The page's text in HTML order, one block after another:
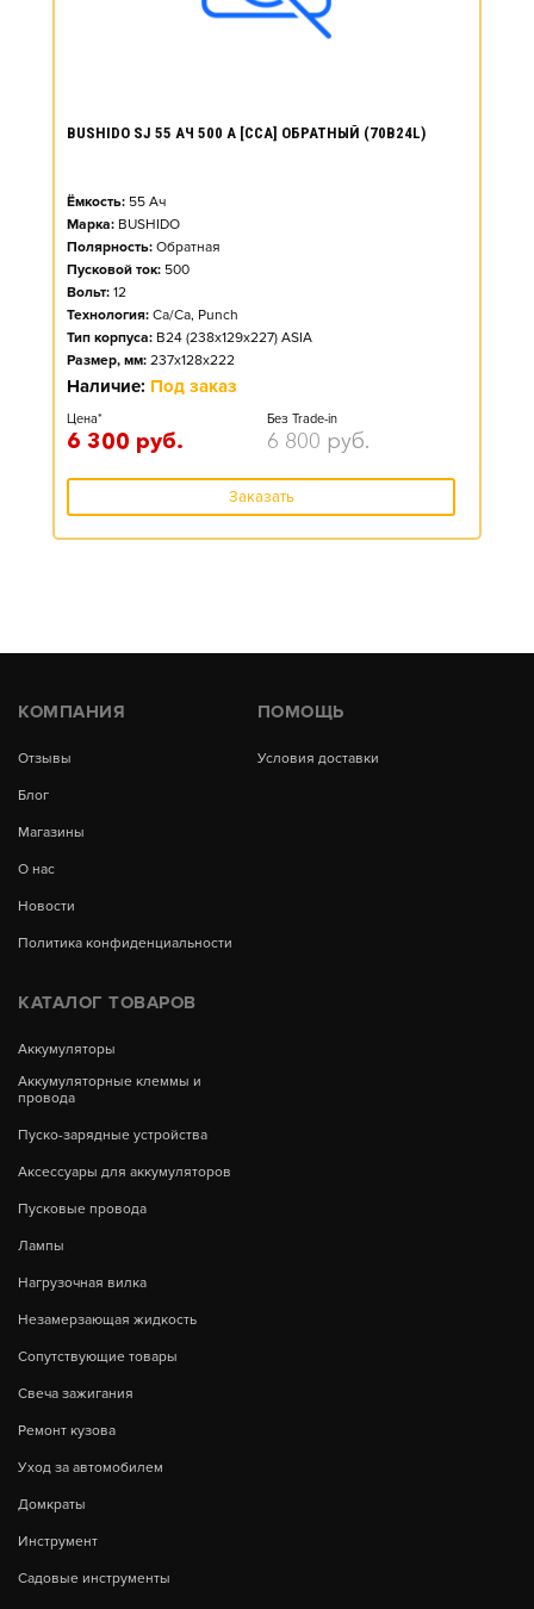
BUSHIDO SJ 55 АЧ 500 А [CCA] ОБРАТНЫЙ (70B24L)
Ёмкость: 55 Ач
Марка: BUSHIDO
Полярность: Обратная
Пусковой ток: 500
Вольт: 12
Технология: Ca/Ca, Punch
Тип корпуса: B24 (238x129x227) ASIA
Размер, мм: 237x128x222
Наличие: Под заказ
Цена*
6 300 руб.
Без Trade-in
6 800 руб.
Заказать
КОМПАНИЯ
Отзывы
Блог
Магазины
О нас
Новости
Политика конфиденциальности
ПОМОЩЬ
Условия доставки
КАТАЛОГ ТОВАРОВ
Аккумуляторы
Аккумуляторные клеммы и
провода
Пуско-зарядные устройства
Аксессуары для аккумуляторов
Пусковые провода
Лампы
Нагрузочная вилка
Незамерзающая жидкость
Сопутствующие товары
Свеча зажигания
Ремонт кузова
Уход за автомобилем
Домкраты
Инструмент
Садовые инструменты